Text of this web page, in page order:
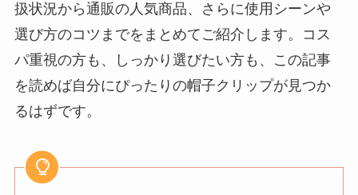
【100均】ダイソー/
セリア等でハンディ
ファンカバーは買え
る？おすすめ素材＆
セリア等で帽子クリ
扱状況から通販の人気商品、さらに使用シーンや
選び方のコツまでをまとめてご紹介します。コス
パ重視の方も、しっかり選びたい方も、この記事
を読めば自分にぴったりの帽子クリップが見つか
るはずです。